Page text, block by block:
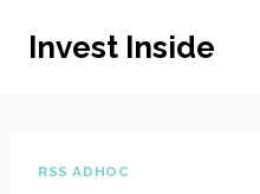
InhaltInvest Inside
RSS ADHOC